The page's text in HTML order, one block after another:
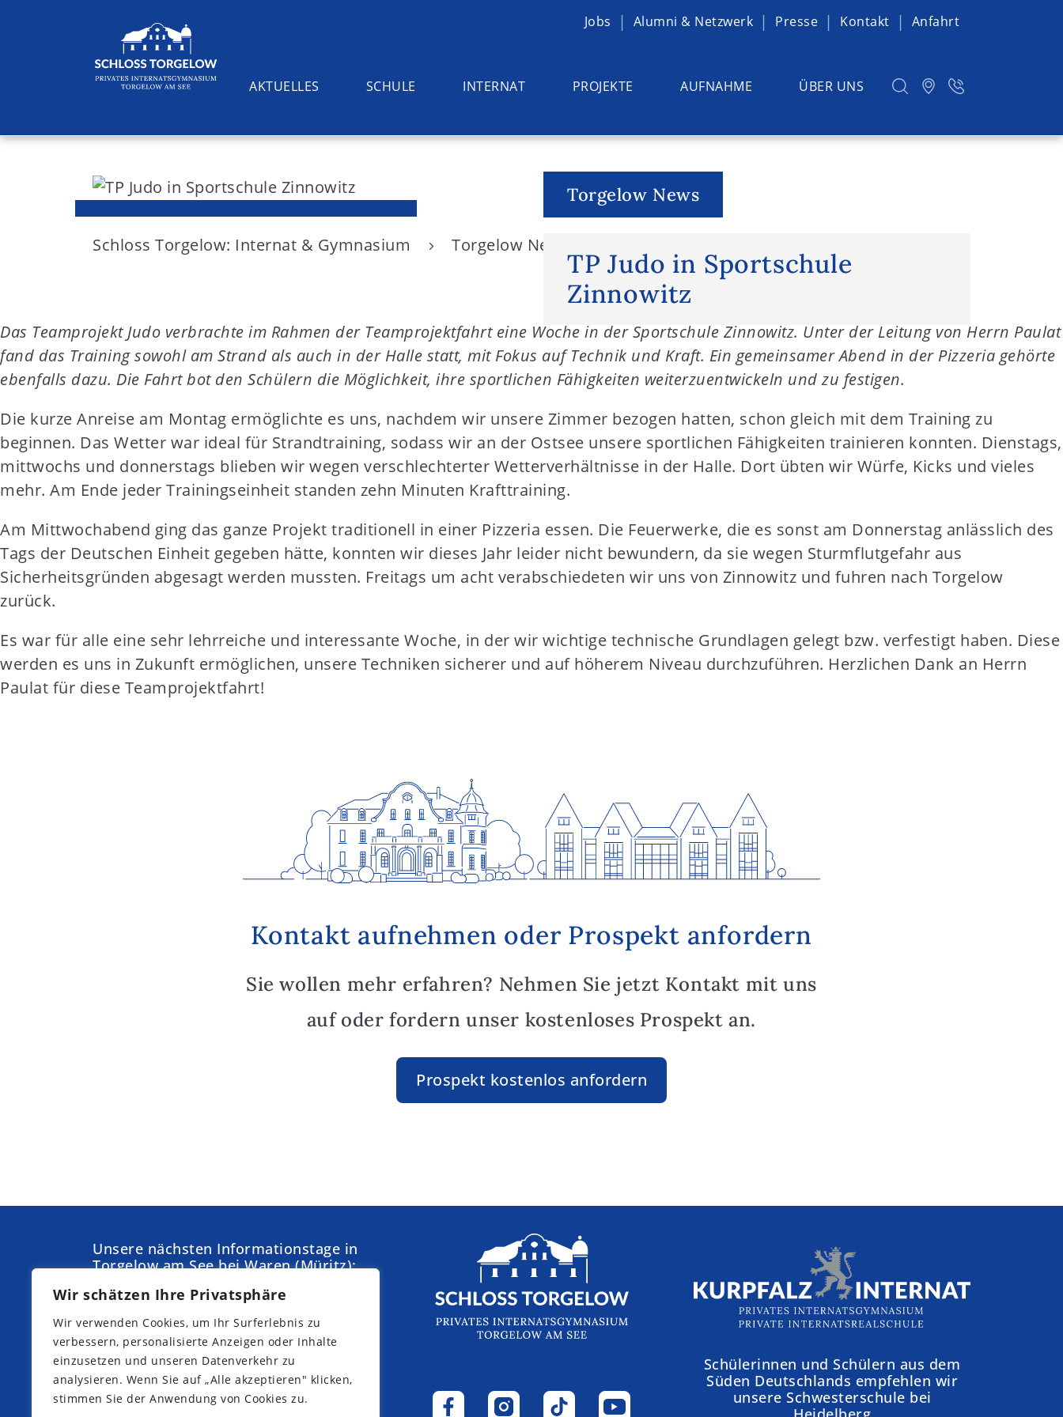
Wir schätzen Ihre Privatsphäre
Wir verwenden Cookies, um Ihr Surferlebnis zu
verbessern, personalisierte Anzeigen oder Inhalte
einzusetzen und unseren Datenverkehr zu
analysieren. Wenn Sie auf „Alle akzeptieren" klicken,
stimmen Sie der Anwendung von Cookies zu.
S
n
t
e
t
Jobs Alumni & Netzwerk Presse Kontakt Anfahrt
AKTUELLES SCHULE INTERNAT PROJEKTE AUFNAHME ÜBER UNS
Suchen
Torgelow News
TP Judo in Sportschule
Zinnowitz
Schloss Torgelow: Internat & Gymnasium Torgelow News
Das Teamprojekt Judo verbrachte im Rahmen der Teamprojektfahrt eine Woche in der Sportschule Zinnowitz. Unter der Leitung von Herrn Paulat
fand das Training sowohl am Strand als auch in der Halle statt, mit Fokus auf Technik und Kraft. Ein gemeinsamer Abend in der Pizzeria gehörte
ebenfalls dazu. Die Fahrt bot den Schülern die Möglichkeit, ihre sportlichen Fähigkeiten weiterzuentwickeln und zu festigen.
Die kurze Anreise am Montag ermöglichte es uns, nachdem wir unsere Zimmer bezogen hatten, schon gleich mit dem Training zu
beginnen. Das Wetter war ideal für Strandtraining, sodass wir an der Ostsee unsere sportlichen Fähigkeiten trainieren konnten. Dienstags,
mittwochs und donnerstags blieben wir wegen verschlechterter Wetterverhältnisse in der Halle. Dort übten wir Würfe, Kicks und vieles
mehr. Am Ende jeder Trainingseinheit standen zehn Minuten Krafttraining.
Am Mittwochabend ging das ganze Projekt traditionell in einer Pizzeria essen. Die Feuerwerke, die es sonst am Donnerstag anlässlich des
Tags der Deutschen Einheit gegeben hätte, konnten wir dieses Jahr leider nicht bewundern, da sie wegen Sturmflutgefahr aus
Sicherheitsgründen abgesagt werden mussten. Freitags um acht verabschiedeten wir uns von Zinnowitz und fuhren nach Torgelow
zurück.
Es war für alle eine sehr lehrreiche und interessante Woche, in der wir wichtige technische Grundlagen gelegt bzw. verfestigt haben. Diese
werden es uns in Zukunft ermöglichen, unsere Techniken sicherer und auf höherem Niveau durchzuführen. Herzlichen Dank an Herrn
Paulat für diese Teamprojektfahrt!
Kontakt aufnehmen oder Prospekt anfordern
Sie wollen mehr erfahren? Nehmen Sie jetzt Kontakt mit uns
auf oder fordern unser kostenloses Prospekt an.
Prospekt kostenlos anfordern
Unsere nächsten Informationstage in
Torgelow am See bei Waren (Müritz):
Samstag,
05.09.2026
Samstag,
19.09.2026
Sonntag,
04.10.2026
Samstag,
10.10.2026
Jetzt Teilnahme anmelden
Schülerinnen und Schülern aus dem
Süden Deutschlands empfehlen wir
unsere Schwesterschule bei